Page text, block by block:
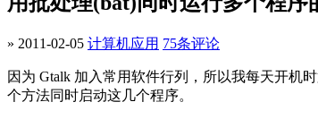
» 2011-02-05 计算机应用 75条评论
因为 Gtalk 加入常用软件行列，所以我每天开机
个方法同时启动这几个程序。